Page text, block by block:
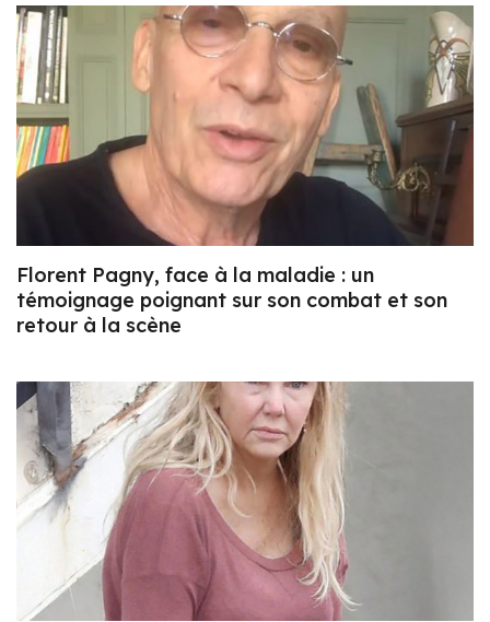
Florent Pagny, face à la maladie : un
témoignage poignant sur son combat et son
retour à la scène